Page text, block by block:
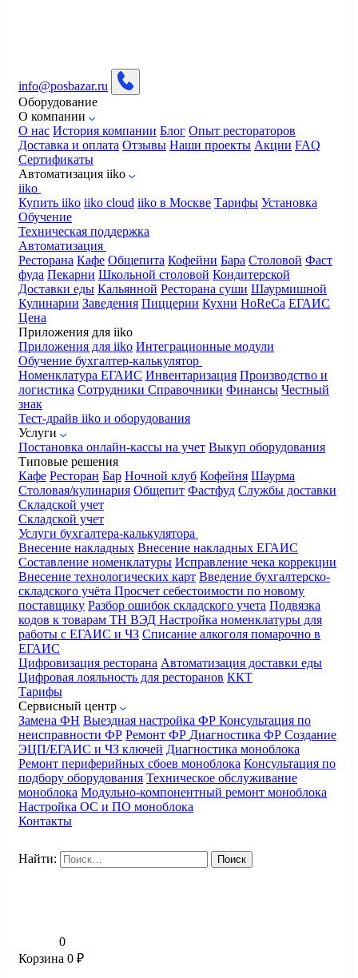
info@posbazar.ru
Оборудование
О компании
О нас История компании Блог Опыт рестораторов
Доставка и оплата Отзывы Наши проекты Акции FAQ
Сертификаты
Автоматизация iiko
iiko
Купить iiko iiko cloud iiko в Москве Тарифы Установка
Обучение
Техническая поддержка
Автоматизация
Ресторана Кафе Общепита Кофейни Бара Столовой Фаст
фуда Пекарни Школьной столовой Кондитерской
Доставки еды Кальянной Ресторана суши Шаурмишной
Кулинарии Заведения Пиццерии Кухни HoReCa ЕГАИС
Цена
Приложения для iiko
Приложения для iiko Интеграционные модули
Обучение бухгалтер-калькулятор
Номенклатура ЕГАИС Инвентаризация Производство и
логистика Сотрудники Справочники Финансы Честный
знак
Тест-драйв iiko и оборудования
Услуги
Постановка онлайн-кассы на учет Выкуп оборудования
Типовые решения
Кафе Ресторан Бар Ночной клуб Кофейня Шаурма
Столовая/кулинария Общепит Фастфуд Службы доставки
Складской учет
Складской учет
Услуги бухгалтера-калькулятора
Внесение накладных Внесение накладных ЕГАИС
Составление номенклатуры Исправление чека коррекции
Внесение технологических карт Введение бухгалтерско-
складского учёта Просчет себестоимости по новому
поставщику Разбор ошибок складского учета Подвязка
кодов к товарам ТН ВЭД Настройка номенклатуры для
работы с ЕГАИС и ЧЗ Списание алкоголя помарочно в
ЕГАИС
Цифровизация ресторана Автоматизация доставки еды
Цифровая лояльность для ресторанов ККТ
Тарифы
Сервисный центр
Замена ФН Выездная настройка ФР Консультация по
неисправности ФР Ремонт ФР Диагностика ФР Создание
ЭЦП/ЕГАИС и ЧЗ ключей Диагностика моноблока
Ремонт периферийных сбоев моноблока Консультация по
подбору оборудования Техническое обслуживание
моноблока Модульно-компонентный ремонт моноблока
Настройка ОС и ПО моноблока
Контакты
Найти:
0
Корзина 0 ₽